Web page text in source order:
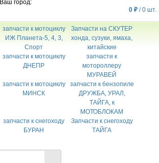
Ваш город:
0 ₽ /0 шт.
запчасти к мотоциклу
ИЖ Планета-5, 4, 3,
Спорт
Запчасти на СКУТЕР
хонда, сузуки, ямаха,
китайские
запчасти к мотоциклу
ДНЕПР
запчасти к
мотороллеру
МУРАВЕЙ
запчасти к мотоциклу
МИНСК
запчасти к бензопиле
ДРУЖБА, УРАЛ,
ТАЙГА, к
МОТОБЛОКАМ
запчасти к снегоходу
БУРАН
Запчасти к снегоходу
ТАЙГА